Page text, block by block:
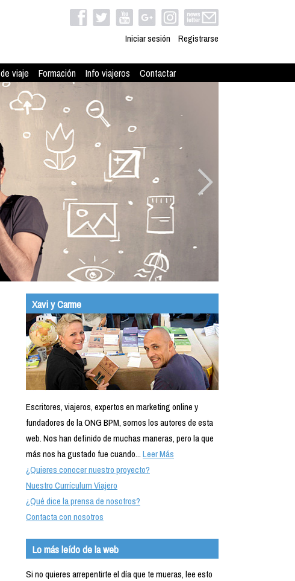
Iniciar sesión Registrarse
viaje Formación Info viajeros Contactar
Xavi y Carme
Escritores, viajeros, expertos en marketing online y
fundadores de la ONG BPM, somos los autores de esta
web. Nos han definido de muchas maneras, pero la que
más nos ha gustado fue cuando...Leer Más
¿Quieres conocer nuestro proyecto?
Nuestro Currículum Viajero
¿Qué dice la prensa de nosotros?
Contacta con nosotros
Lo más leído de la web
Si no quieres arrepentirte el día que te mueras, lee esto